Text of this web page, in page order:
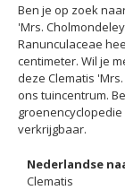
Ben je op zoek
'Mrs.
Ranunculaceae
centimeter. Wil je
deze Clematis
ons tuincentrum.
verkrijgbaar.
Nederlandse
Clematis